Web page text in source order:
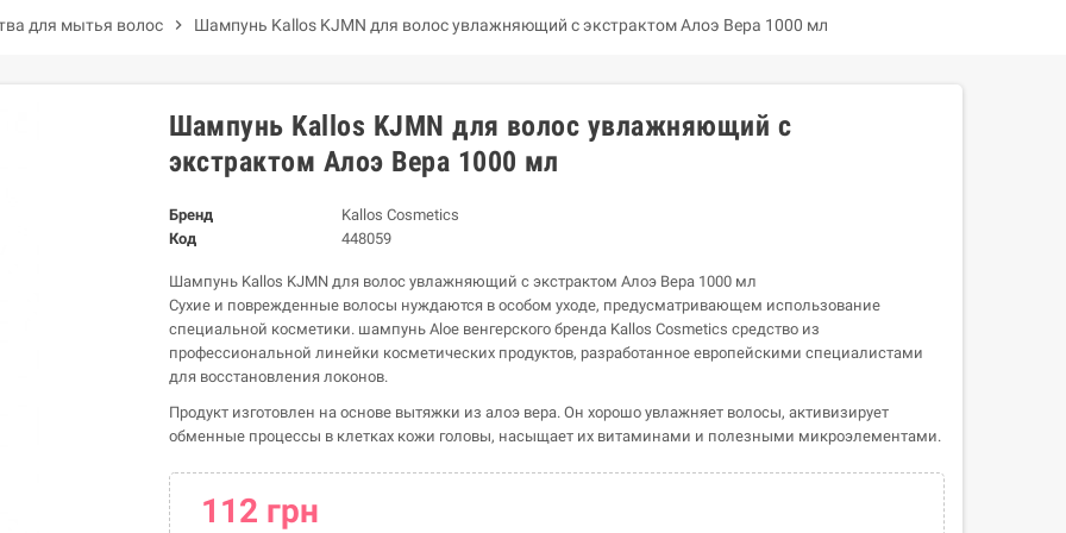
для мытья волос chevron_right Шампунь Kallos KJMN для волос увлажняющий с экстрактом Алоэ Вера 1000 мл
Шампунь Kallos KJMN для волос увлажняющий с
экстрактом Алоэ Вера 1000 мл
Бренд
Kallos Cosmetics
Код
448059
Шампунь Kallos KJMN для волос увлажняющий с экстрактом Алоэ Вера 1000 мл
Сухие и поврежденные волосы нуждаются в особом уходе, предусматривающем использование
специальной косметики. шампунь Aloe венгерского бренда Kallos Cosmetics средство из
профессиональной линейки косметических продуктов, разработанное европейскими специалистами
для восстановления локонов.
Продукт изготовлен на основе вытяжки из алоэ вера. Он хорошо увлажняет волосы, активизирует
обменные процессы в клетках кожи головы, насыщает их витаминами и полезными микроэлементами.
112 грн